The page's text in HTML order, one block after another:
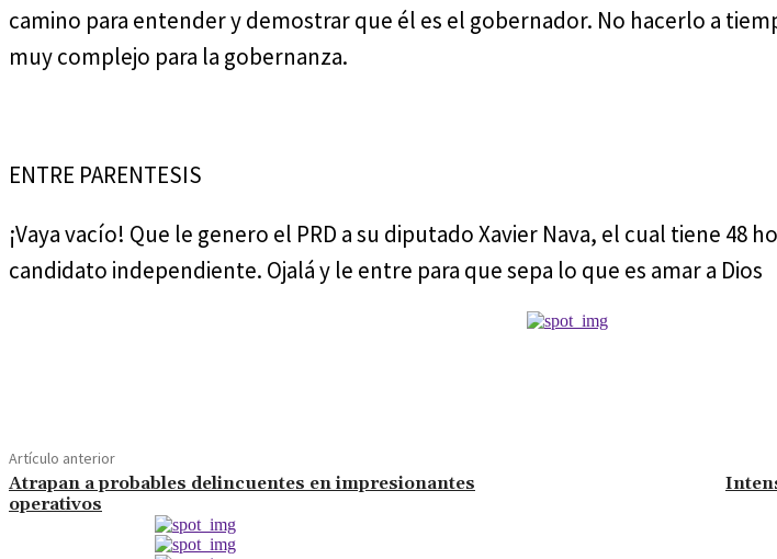
camino para entender y demostrar que él es el gobernador. No hacerlo a
muy complejo para la gobernanza.
ENTRE PARENTESIS
¡Vaya vacío! Que le genero el PRD a su diputado Xavier Nava, el cual tiene 48
candidato independiente. Ojalá y le entre para que sepa lo que es amar a Dios
Artículo anterior
Atrapan a probables delincuentes en impresionantes
operativos